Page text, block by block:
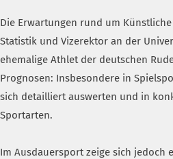
Die Erwartungen rund um
Statistik und Vizerektor an der
ehemalige Athlet der deutschen
Prognosen: Insbesondere in
sich detailliert auswerten und in
Sportarten.
Im Ausdauersport zeige sich jedoch